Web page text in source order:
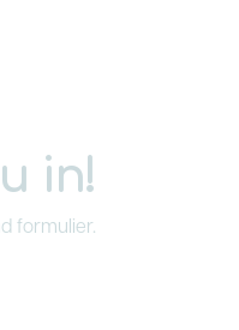
in!
formulier.